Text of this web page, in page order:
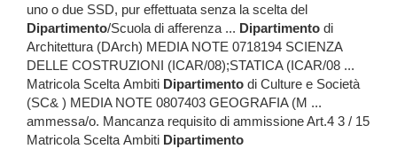
uno o due SSD, pur effettuata senza la scelta del
Dipartimento/Scuola di afferenza ... Dipartimento di
Architettura (DArch) MEDIA NOTE 0718194 SCIENZA
DELLE COSTRUZIONI (ICAR/08);STATICA (ICAR/08 ...
Matricola Scelta Ambiti Dipartimento di Culture e Società
(SC& ) MEDIA NOTE 0807403 GEOGRAFIA (M ...
ammessa/o. Mancanza requisito di ammissione Art.4 3 / 15
Matricola Scelta Ambiti Dipartimento